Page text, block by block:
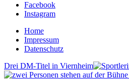
Facebook
Instagram
Home
Impressum
Datenschutz
Drei DM-Titel in Viernheim